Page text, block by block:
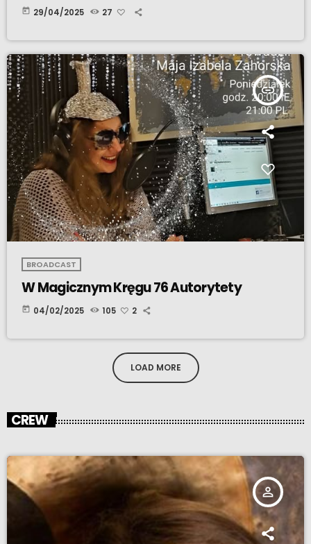
today 29/04/2025 27
insert_link
BROADCAST
W Magicznym Kręgu 76 Autorytety
today 04/02/2025 105 2
LOAD MORE
CREW
person_outline